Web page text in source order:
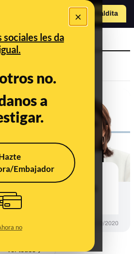
×
sociales les da
no.
a
Embajador
no
Hazte Maldita
puede decir que el
01/10/2020
Ver todos